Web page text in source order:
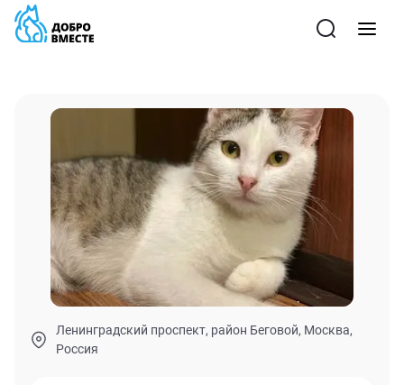
Ленинградский проспект, район Беговой, Москва,
Россия